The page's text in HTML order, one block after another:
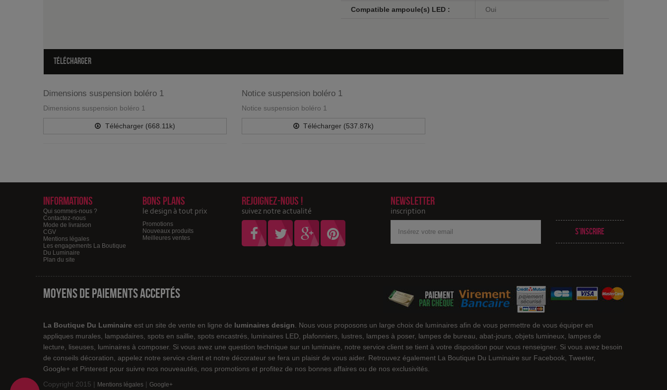
Compatible ampoule(s) LED : Oui
TÉLÉCHARGER
Dimensions suspension boléro 1
Dimensions suspension boléro 1
Télécharger (668.11k)
Notice suspension boléro 1
Notice suspension boléro 1
Télécharger (537.87k)
Informations
Qui sommes-nous ?
Contactez-nous
Mode de livraison
CGV
Mentions légales
Les engagements La Boutique
Du Luminaire
Plan du site
Bons plans
le design à tout prix
Promotions
Nouveaux produits
Meilleures ventes
Rejoignez-nous !
suivez notre actualité
Newsletter
inscription
adresse
S’inscrire
Moyens de paiements acceptés
La Boutique Du Luminaire est un site de vente en ligne de luminaires design . Nous vous proposons un large choix de luminaires afin de vous permettre de vous équiper en
appliques murales, lampadaires, spots en saillie, spots encastrés, luminaires LED, plafonniers, lustres, lampes à poser, lampes de bureau, abat-jours, objets lumineux, lampes de
lecture, liseuses, luminaires à composer. Si vous avez une question technique sur un luminaire, notre service client se tient à votre disposition pour vous renseigner. Si vous avez besoin
de conseils décoration, appelez notre service client et notre décorateur se fera un plaisir de vous aider. Retrouvez également La Boutique Du Luminaire sur Facebook, Tweeter,
Google+ et Pinterest pour suivre nos nouveautés, nos promotions et profitez de nos bonnes affaires ou de nos exclusivités.
Copyright 2015 | Mentions légales | Google+